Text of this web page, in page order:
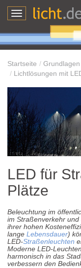
Toggle
Startseite Grundlagen
Lichtlösungen mit
LED für
Plätze
Beleuchtung im
im Straßenverkehr
ihrer hohen
lange Lebensdauer)
LED-Straßenleuchten
Moderne LED-
harmonisch in das
verbessern den